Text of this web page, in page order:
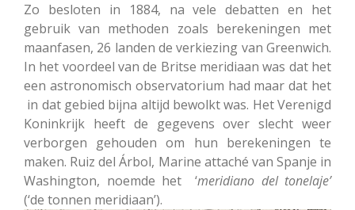
Zo besloten in 1884, na vele debatten en het
gebruik van methoden zoals berekeningen met
maanfasen, 26 landen de verkiezing van Greenwich.
In het voordeel van de Britse meridiaan was dat het
een astronomisch observatorium had maar dat het
in dat gebied bijna altijd bewolkt was. Het Verenigd
Koninkrijk heeft de gegevens over slecht weer
verborgen gehouden om hun berekeningen te
maken. Ruiz del Árbol, Marine attaché van Spanje in
Washington, noemde het ‘meridiano del tonelaje’
(‘de tonnen meridiaan’).